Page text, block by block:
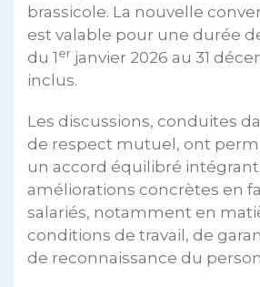
brassicole. La nouvelle
est valable pour une durée
du 1 er janvier 2026 au 31
inclus.
Les discussions, conduites
de respect mutuel, ont
un accord équilibré
améliorations concrètes en
salariés, notamment en
conditions de travail, de
de reconnaissance du